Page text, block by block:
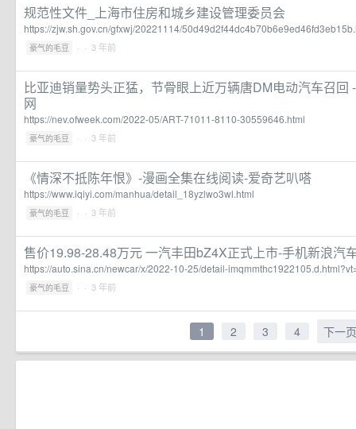
规范性文件_上海市住房和城乡建设管理委员会
https://zjw.sh.gov.cn/gfxwj/20221114/
豪气的毛豆 · · 3 年前
比亚迪销量势头正猛，节骨眼上近万辆唐DM电动汽车召回
网
https://nev.ofweek.com/2022-05/ART-71011-8110-30559646.html
豪气的毛豆 · · 3 年前
《情深不抵陈年恨》-漫画全集在线阅读-爱奇艺叭嗒
https://www.iqiyi.com/manhua/detail_18yzlwo3wl.html
豪气的毛豆 · · 3 年前
售价19.98-28.48万元 一汽丰田bZ4X正式上市-手机新浪汽
https://auto.sina.cn/newcar/x/2022-10-25/detail-
豪气的毛豆 · · 3 年前
1 2 3 4 下一页